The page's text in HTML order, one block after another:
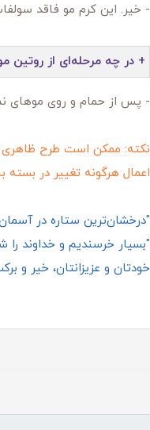
- خیر. این کرم مو فاقد
+ در چه مرحله‌ای از روتین
- پس از حمام و روی موهای
نکته: ممکن است طرح
اعمال هرگونه تغییر در
"درخشان‌ترین ستاره در
"بسیار خرسندیم و خداوند را
خودتان و عزیزانتان، خیر و